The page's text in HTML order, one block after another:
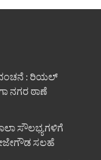
ವಂಚನೆ : ರಿಯಲ್
ನಗರ ಠಾಣೆ
ಸೌಲಭ್ಯಗಳಿಗೆ
ಸಲಹೆ